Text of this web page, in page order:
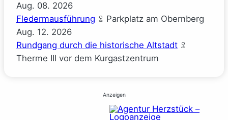
Aug. 08. 2026
Fledermausführung
Parkplatz am Obernberg
Aug. 12. 2026
Rundgang durch die historische Altstadt
Therme III vor dem Kurgastzentrum
Anzeigen